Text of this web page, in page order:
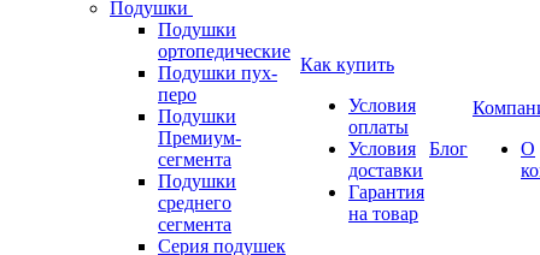
Подушки
Подушки
ортопедические
Подушки пух-
перо
Подушки
Премиум-
сегмента
Подушки
среднего
сегмента
Серия подушек
Как купить
Условия
оплаты
Условия
доставки
Гарантия
на товар
Блог
О